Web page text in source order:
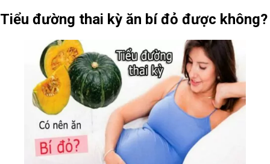
Tiểu đường thai kỳ ăn bí đỏ được không?